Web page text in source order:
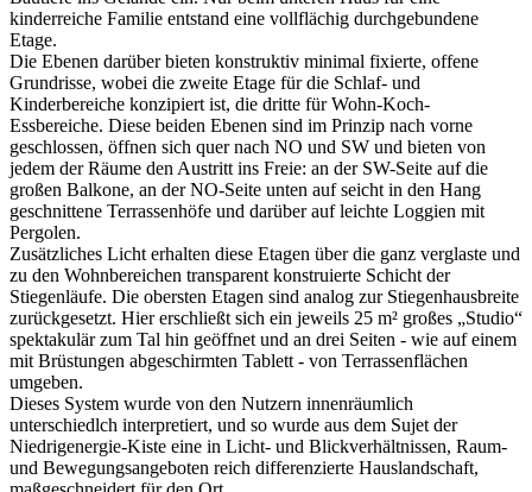
kinderreiche Familie entstand eine vollflächig durchgebundene
Etage.
Die Ebenen darüber bieten konstruktiv minimal fixierte, offene
Grundrisse, wobei die zweite Etage für die Schlaf- und
Kinderbereiche konzipiert ist, die dritte für Wohn-Koch-
Essbereiche. Diese beiden Ebenen sind im Prinzip nach vorne
geschlossen, öffnen sich quer nach NO und SW und bieten von
jedem der Räume den Austritt ins Freie: an der SW-Seite auf die
großen Balkone, an der NO-Seite unten auf seicht in den Hang
geschnittene Terrassenhöfe und darüber auf leichte Loggien mit
Pergolen.
Zusätzliches Licht erhalten diese Etagen über die ganz verglaste und
zu den Wohnbereichen transparent konstruierte Schicht der
Stiegenläufe. Die obersten Etagen sind analog zur Stiegenhausbreite
zurückgesetzt. Hier erschließt sich ein jeweils 25 m² großes „Studio“
spektakulär zum Tal hin geöffnet und an drei Seiten - wie auf einem
mit Brüstungen abgeschirmten Tablett - von Terrassenflächen
umgeben.
Dieses System wurde von den Nutzern innenräumlich
unterschiedlch interpretiert, und so wurde aus dem Sujet der
Niedrigenergie-Kiste eine in Licht- und Blickverhältnissen, Raum-
und Bewegungsangeboten reich differenzierte Hauslandschaft,